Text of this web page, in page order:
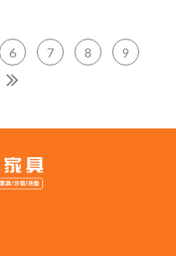
6 7 8
9